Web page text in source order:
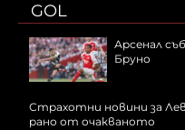
GOL
Арсенал
Бруно
Страхотни новини за
рано от очакваното